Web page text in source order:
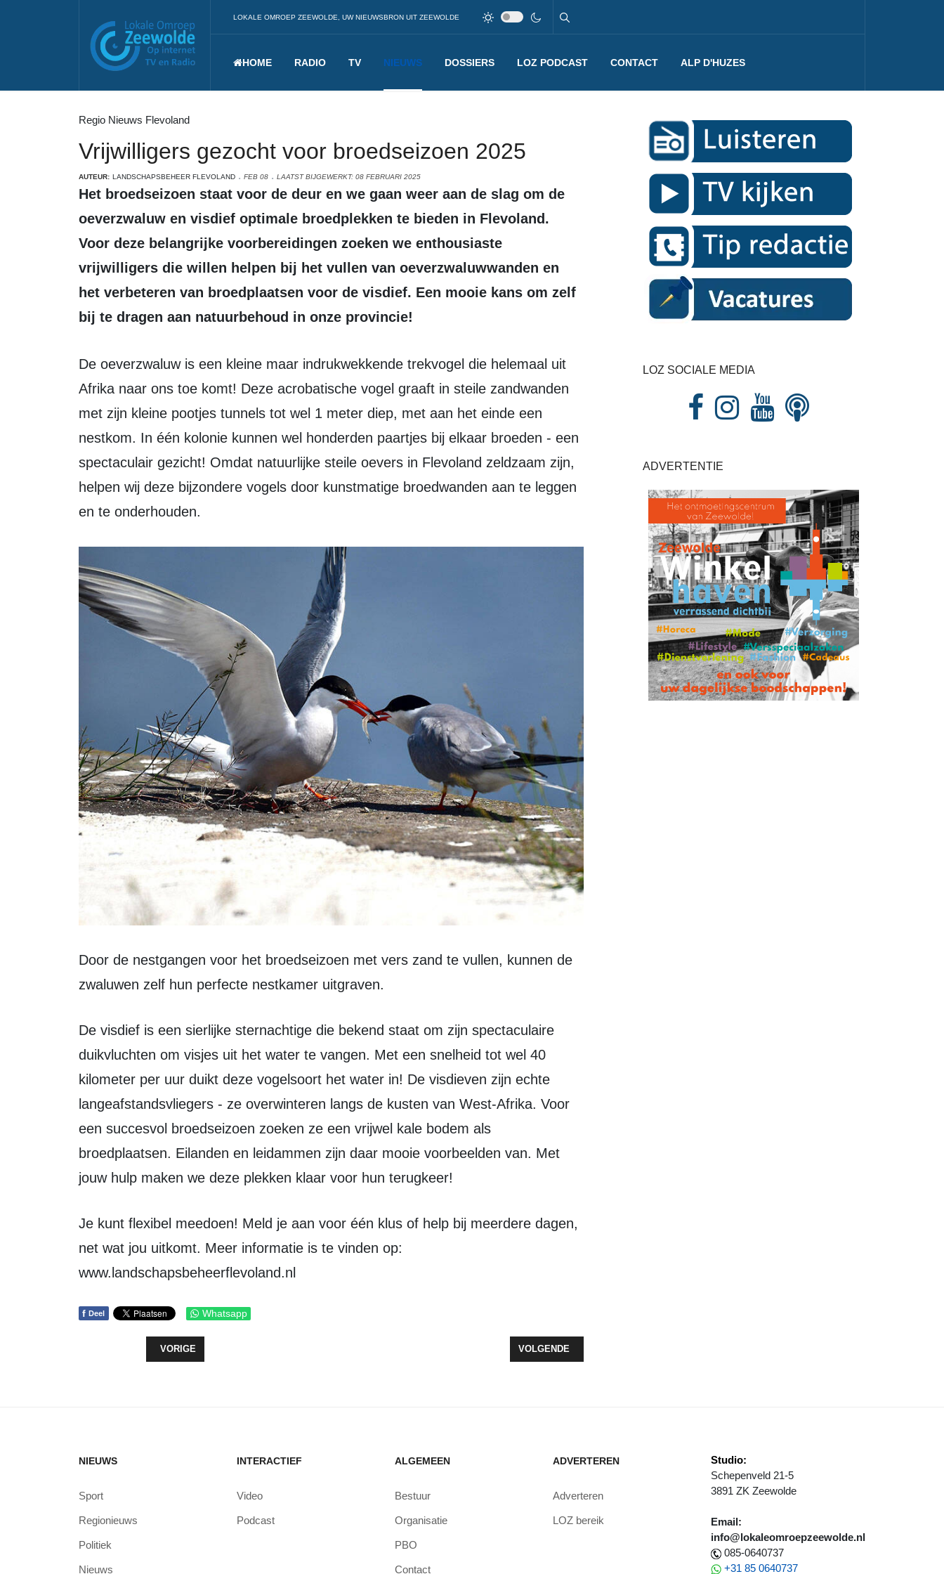
LOKALE OMROEP ZEEWOLDE, UW NIEUWSBRON UIT ZEEWOLDE
HOME RADIO TV NIEUWS DOSSIERS LOZ PODCAST CONTACT ALP D'HUZES
Regio Nieuws Flevoland
Vrijwilligers gezocht voor broedseizoen 2025
AUTEUR: LANDSCHAPSBEHEER FLEVOLAND FEB 08 LAATST BIJGEWERKT: 08 FEBRUARI 2025
Het broedseizoen staat voor de deur en we gaan weer aan de slag om de
oeverzwaluw en visdief optimale broedplekken te bieden in Flevoland.
Voor deze belangrijke voorbereidingen zoeken we enthousiaste
vrijwilligers die willen helpen bij het vullen van oeverzwaluwwanden en
het verbeteren van broedplaatsen voor de visdief. Een mooie kans om zelf
bij te dragen aan natuurbehoud in onze provincie!
De oeverzwaluw is een kleine maar indrukwekkende trekvogel die helemaal uit
Afrika naar ons toe komt! Deze acrobatische vogel graaft in steile zandwanden
met zijn kleine pootjes tunnels tot wel 1 meter diep, met aan het einde een
nestkom. In één kolonie kunnen wel honderden paartjes bij elkaar broeden - een
spectaculair gezicht! Omdat natuurlijke steile oevers in Flevoland zeldzaam zijn,
helpen wij deze bijzondere vogels door kunstmatige broedwanden aan te leggen
en te onderhouden.
Door de nestgangen voor het broedseizoen met vers zand te vullen, kunnen de
zwaluwen zelf hun perfecte nestkamer uitgraven.
De visdief is een sierlijke sternachtige die bekend staat om zijn spectaculaire
duikvluchten om visjes uit het water te vangen. Met een snelheid tot wel 40
kilometer per uur duikt deze vogelsoort het water in! De visdieven zijn echte
langeafstandsvliegers - ze overwinteren langs de kusten van West-Afrika. Voor
een succesvol broedseizoen zoeken ze een vrijwel kale bodem als
broedplaatsen. Eilanden en leidammen zijn daar mooie voorbeelden van. Met
jouw hulp maken we deze plekken klaar voor hun terugkeer!
Je kunt flexibel meedoen! Meld je aan voor één klus of help bij meerdere dagen,
net wat jou uitkomt. Meer informatie is te vinden op:
www.landschapsbeheerflevoland.nl
f Deel Whatsapp
VORIG ARTIKEL: VERWIJSLOKET VOOR LEEFSTIJL EN WELZIJN GEOPEND IN ST JANSDAL HARDERWIJK
VORIGE VOLGENDE ARTIKEL: BASISSCHOOLBESTUREN BUNDELEN KRACHTEN
VOLGENDE
LOZ SOCIALE MEDIA
ADVERTENTIE
NIEUWS
Sport
Regionieuws
Politiek
Nieuws
INTERACTIEF
Video
Podcast
ALGEMEEN
Bestuur
Organisatie
PBO
Contact
ADVERTEREN
Adverteren
LOZ bereik
Studio:
Schepenveld 21-5
3891 ZK Zeewolde
Email:
info@lokaleomroepzeewolde.nl
085-0640737
+31 85 0640737